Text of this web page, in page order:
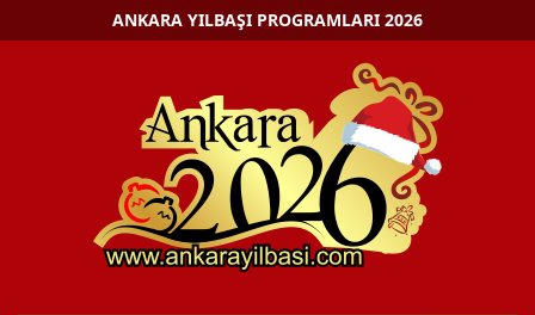
ANKARA YILBAŞI PROGRAMLARI 2026